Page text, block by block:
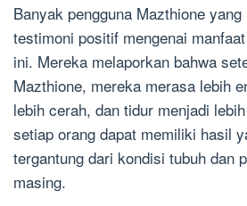
Banyak pengguna Mazthione
testimoni positif mengenai
ini. Mereka melaporkan bahwa
Mazthione, mereka merasa lebih
lebih cerah, dan tidur menjadi
setiap orang dapat memiliki hasil
tergantung dari kondisi tubuh dan
masing.